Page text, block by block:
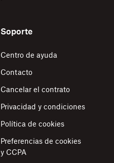
Soporte
Centro de ayuda
Contacto
Cancelar el contrato
Privacidad y condiciones
Política de cookies
Preferencias de cookies
y CCPA